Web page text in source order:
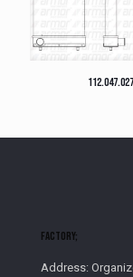
Factory;
Address: